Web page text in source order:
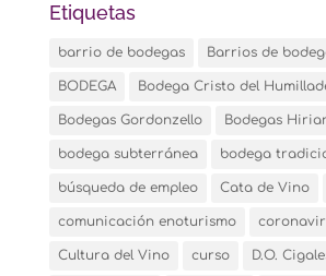
Etiquetas
barrio de bodegas Barrios de
BODEGA Bodega Cristo del
Bodegas Gordonzello Bodegas
bodega subterránea bodega
búsqueda de empleo Cata de Vino
comunicación enoturismo
Cultura del Vino curso D.O.